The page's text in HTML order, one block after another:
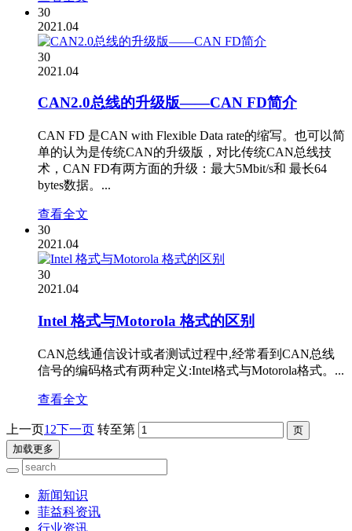
30
2021.04
30
2021.04
CAN2.0总线的升级版——CAN FD简介
CAN FD 是CAN with Flexible Data rate的缩写。也可以简
单的认为是传统CAN的升级版，对比传统CAN总线技
术，CAN FD有两方面的升级：最大5Mbit/s和 最长64
bytes数据。...
查看全文
30
2021.04
30
2021.04
Intel 格式与Motorola 格式的区别
CAN总线通信设计或者测试过程中,经常看到CAN总线
信号的编码格式有两种定义:Intel格式与Motorola格式。...
查看全文
上一页1 2下一页 转至第
加载更多
新闻知识
菲益科资讯
行业资讯